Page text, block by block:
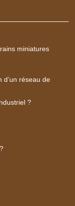
miniatures
d’un réseau de
?